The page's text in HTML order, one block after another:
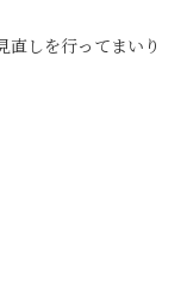
しを行ってまいり